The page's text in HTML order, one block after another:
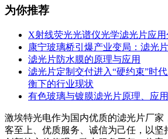
为你推荐
X射线荧光光谱仪光学滤光片应
康宁玻璃桥引爆产业变局：滤光
滤光片防水膜的原理与应用
滤光片定制交付进入“硬约束”时
衡下的行业现状
有色玻璃与镀膜滤光片原理、应
激埃特光电作为国内优质的滤光片厂家
客至上、优质服务、诚信为己任，以坚